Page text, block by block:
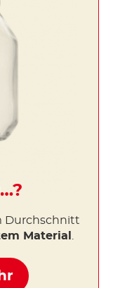
Durchschnitt
Material